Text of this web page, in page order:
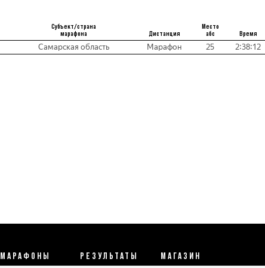
Субъект/страна
марафона
Дистанция
Место
абс
Время
Самарская область Марафон 25 2:38:12
МАРАФОНЫ РЕЗУЛЬТАТЫ МАГАЗИН